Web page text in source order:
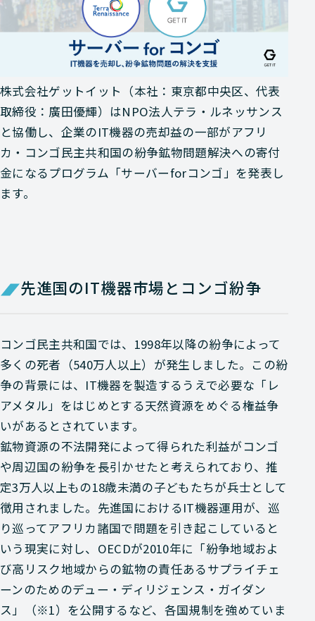
株式会社ゲットイット（本社：東京都中央区、代表
取締役：廣田優輝）はNPO法人テラ・ルネッサンス
と協働し、企業のIT機器の売却益の一部がアフリ
カ・コンゴ民主共和国の紛争鉱物問題解決への寄付
金になるプログラム「サーバーforコンゴ」を発表し
ます。
先進国のIT機器市場とコンゴ紛争
コンゴ民主共和国では、1998年以降の紛争によって
多くの死者（540万人以上）が発生しました。この紛
争の背景には、IT機器を製造するうえで必要な「レ
アメタル」をはじめとする天然資源をめぐる権益争
いがあるとされています。
鉱物資源の不法開発によって得られた利益がコンゴ
や周辺国の紛争を長引かせたと考えられており、推
定3万人以上もの18歳未満の子どもたちが兵士として
徴用されました。先進国におけるIT機器運用が、巡
り巡ってアフリカ諸国で問題を引き起こしていると
いう現実に対し、OECDが2010年に「紛争地域およ
び高リスク地域からの鉱物の責任あるサプライチェ
ーンのためのデュー・ディリジェンス・ガイダン
ス」（※1）を公開するなど、各国規制を強めていま